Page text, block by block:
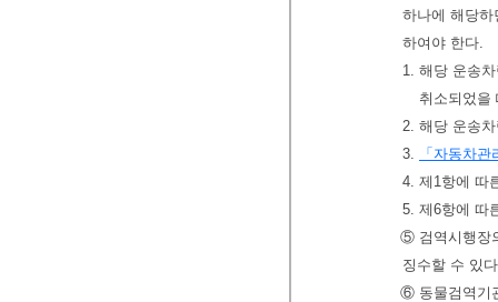
하나에 해당
하여야 한다.
1. 해당 운송
취소되었을
2. 해당 운송
3.
「자동차관
4. 제1항에 따
5. 제6항에 따
⑤ 검역시행장
징수할 수 있
⑥ 동물검역기